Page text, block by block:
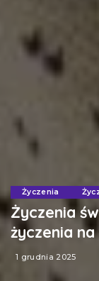
Życzenia
Życzenia
życzenia
1 grudnia 2025